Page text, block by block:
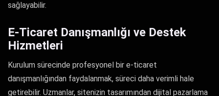
sağlayabilir.
E-Ticaret Danışmanlığı ve Destek
Hizmetleri
Kurulum sürecinde profesyonel bir e-ticaret
danışmanlığından faydalanmak, süreci daha verimli hale
getirebilir. Uzmanlar, sitenizin tasarımından dijital pazarlama